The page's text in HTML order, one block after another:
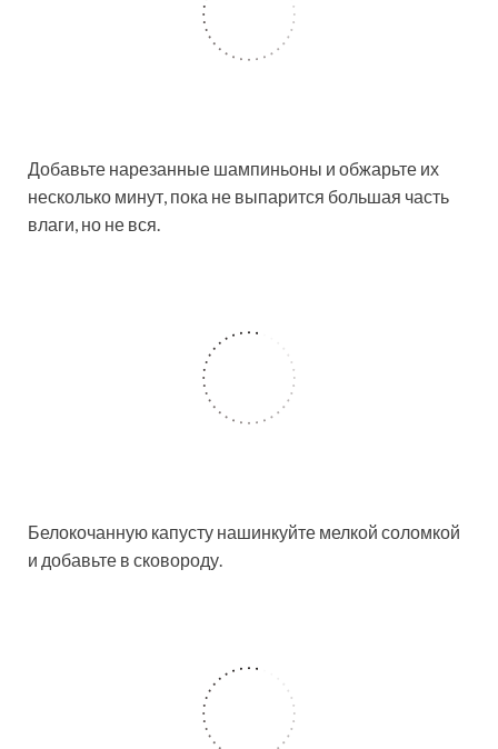
Добавьте нарезанные шампиньоны и обжарьте их
несколько минут, пока не выпарится большая часть
влаги, но не вся.
Белокочанную капусту нашинкуйте мелкой соломкой
и добавьте в сковороду.